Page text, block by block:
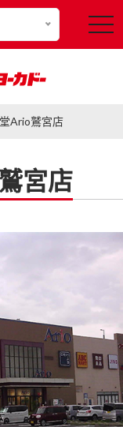
t
o
v
o
n
Ario鷲宮店
宮店